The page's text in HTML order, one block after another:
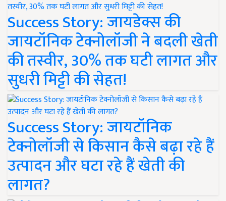
Success Story: जायडेक्स की
जायटॉनिक टेक्नोलॉजी ने बदली खेती
की तस्वीर, 30% तक घटी लागत और
सुधरी मिट्टी की सेहत!
Success Story: जायटॉनिक
टेक्नोलॉजी से किसान कैसे बढ़ा रहे हैं
उत्पादन और घटा रहे हैं खेती की
लागत?